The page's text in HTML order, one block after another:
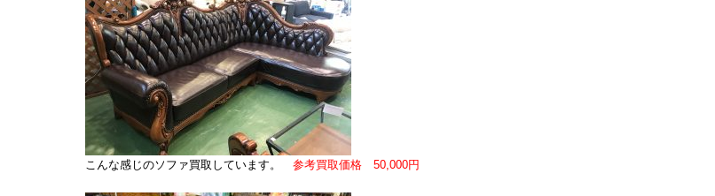
こんな感じのソファ買取しています。 参考買取価格 50,000円